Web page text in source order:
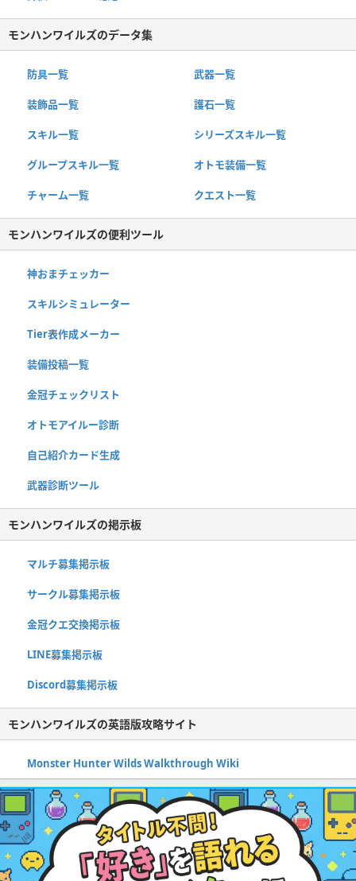
モンハンワイルズのデータ集
防具一覧 武器一覧
装飾品一覧 護石一覧
スキル一覧 シリーズスキル一覧
グループスキル一覧 オトモ装備一覧
チャーム一覧 クエスト一覧
モンハンワイルズの便利ツール
神おまチェッカー
スキルシミュレーター
Tier表作成メーカー
装備投稿一覧
金冠チェックリスト
オトモアイルー診断
自己紹介カード生成
武器診断ツール
モンハンワイルズの掲示板
マルチ募集掲示板
サークル募集掲示板
金冠クエ交換掲示板
LINE募集掲示板
Discord募集掲示板
モンハンワイルズの英語版攻略サイト
Monster Hunter Wilds Walkthrough Wiki